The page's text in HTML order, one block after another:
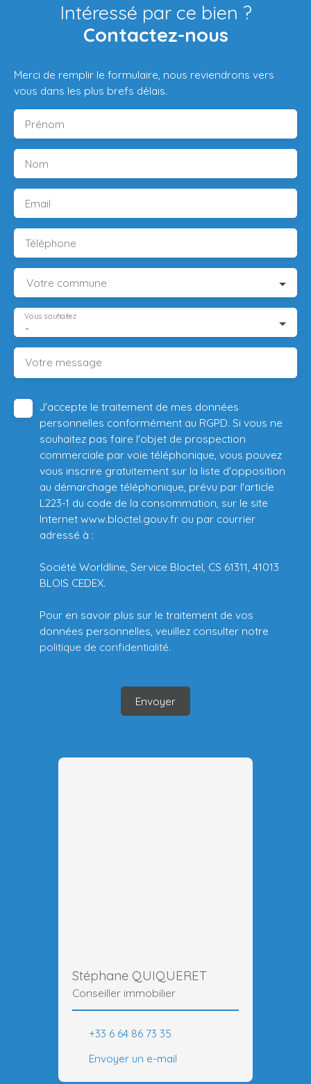
Intéressé par ce bien ?
Contactez-nous
Merci de remplir le formulaire, nous reviendrons vers
vous dans les plus brefs délais.
Prénom
Nom
Email
Téléphone
Votre commune
-
Vous souhaitez
Votre message
J'accepte le traitement de mes données
personnelles conformément au RGPD. Si vous ne
souhaitez pas faire l'objet de prospection
commerciale par voie téléphonique, vous pouvez
vous inscrire gratuitement sur la liste d'opposition
au démarchage téléphonique, prévu par l'article
L223-1 du code de la consommation, sur le site
Internet www.bloctel.gouv.fr ou par courrier
adressé à :
Société Worldline, Service Bloctel, CS 61311, 41013
BLOIS CEDEX.
Pour en savoir plus sur le traitement de vos
données personnelles, veuillez consulter notre
politique de confidentialité.
Envoyer
Stéphane QUIQUERET
Conseiller immobilier
+33 6 64 86 73 35
Envoyer un e-mail